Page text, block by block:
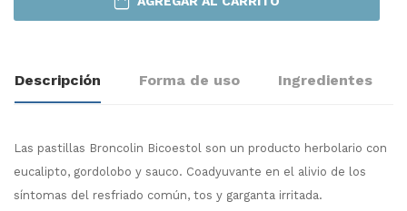
Descripción Forma de uso Ingredientes
Las pastillas Broncolin Bicoestol son un producto herbolario con
eucalipto, gordolobo y sauco. Coadyuvante en el alivio de los
síntomas del resfriado común, tos y garganta irritada.